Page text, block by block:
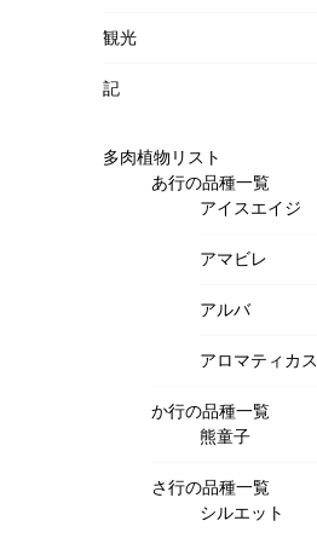
観光
記
多肉植物リスト
あ行の品種一覧
アイスエイジ
アマビレ
アルバ
アロマティカス
か行の品種一覧
熊童子
さ行の品種一覧
シルエット